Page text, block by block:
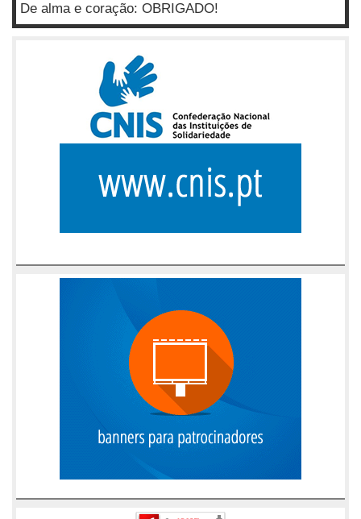
De alma e coração: OBRIGADO!